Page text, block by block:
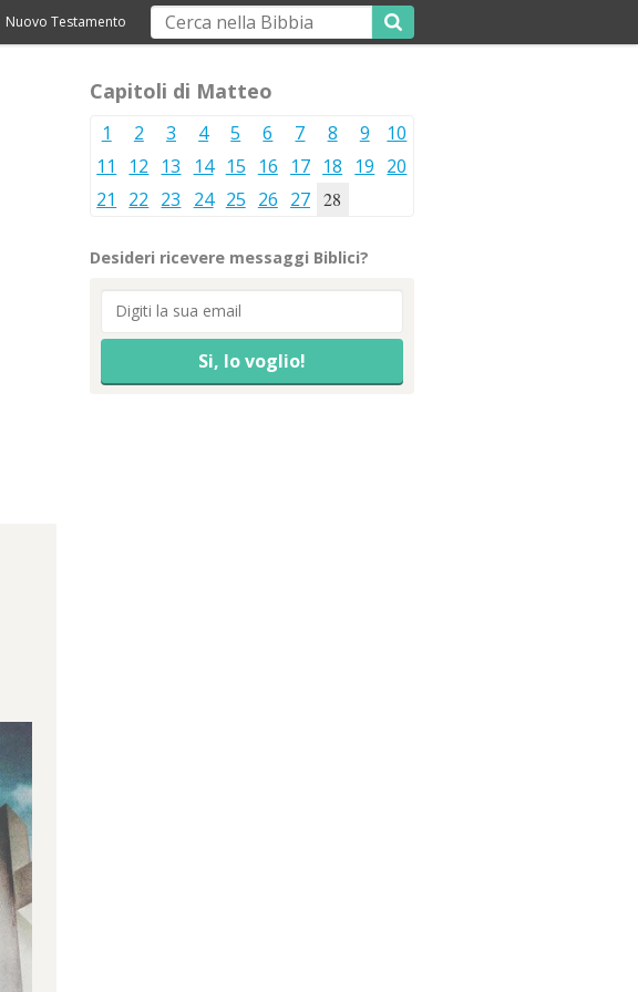
Nuovo Testamento
Capitoli di Matteo
1 2 3 4 5 6 7 8 9
10
11
12 13 14 15 16 17 18 19 20
21
22 23 24 25 26 27 28
Desideri ricevere messaggi Biblici?